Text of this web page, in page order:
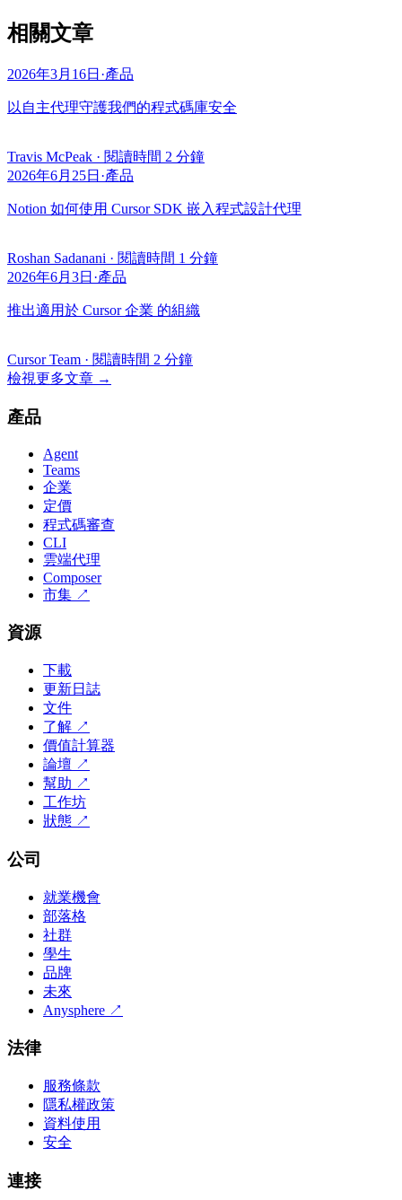
相關文章
2026年3月16日 ·產品
以自主代理守護我們的程式碼庫安全
Travis McPeak · 閱讀時間 2 分鐘
2026年6月25日 ·產品
Notion 如何使用 Cursor SDK 嵌入程式設計代理
Roshan Sadanani · 閱讀時間 1 分鐘
2026年6月3日 ·產品
推出適用於 Cursor 企業 的組織
Cursor Team · 閱讀時間 2 分鐘
檢視更多文章 →
產品
Agent
Teams
企業
定價
程式碼審查
CLI
雲端代理
Composer
市集 ↗
資源
下載
更新日誌
文件
了解 ↗
價值計算器
論壇 ↗
幫助 ↗
工作坊
狀態 ↗
公司
就業機會
部落格
社群
學生
品牌
未來
Anysphere ↗
法律
服務條款
隱私權政策
資料使用
安全
連接